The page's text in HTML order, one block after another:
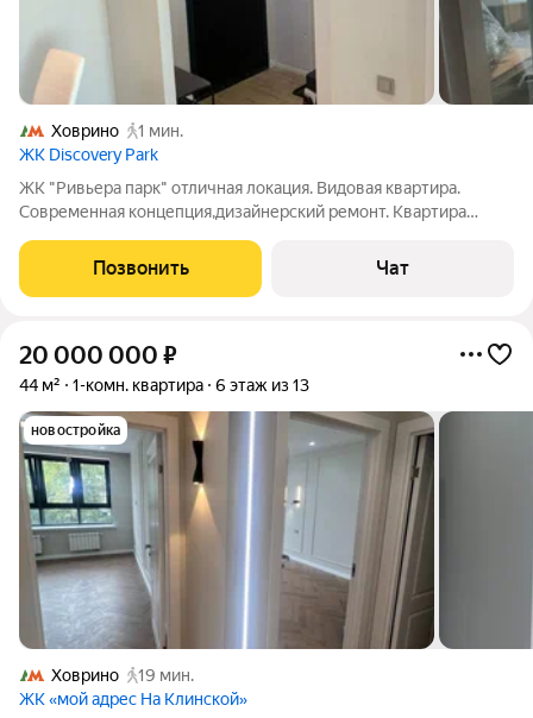
Ховрино
1 мин.
ЖК Discovery Park
ЖК "Ривьера парк" отличная локация. Видовая квартира.
Современная концепция,дизайнерский ремонт. Квартира
Позвонить Чат
20 000 000 ₽
44 м² 1-комн. квартира 6 этаж из 13
новостройка
Ховрино
19 мин.
ЖК «мой адрес На Клинской»